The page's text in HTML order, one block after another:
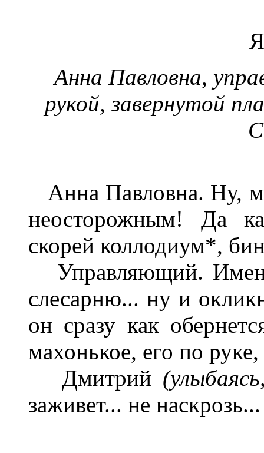
Анна Павловна,
рукой, завернутой
Анна Павловна. Ну,
неосторожным! Да
скорей коллодиум*,
Управляющий.
слесарню... ну и
он сразу как
махонькое, его по
Дмитрий
заживет... не наскрозь...